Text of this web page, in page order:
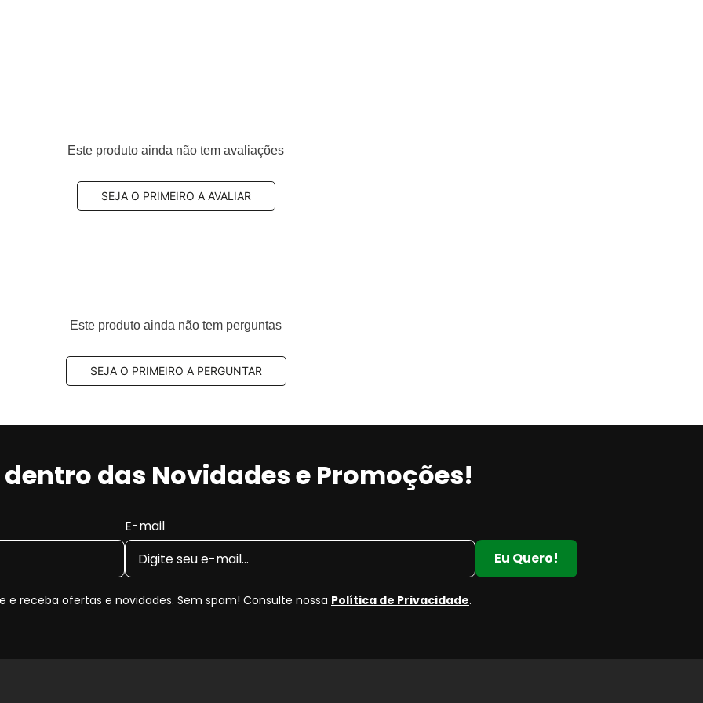
JLM21222, JLM21917, MJE2001AA, MJE2001AB
semi-metálico
. Sempre confira ocódigo original (OEM)
Dianteira?
Este produto ainda não tem avaliações
SEJA O PRIMEIRO A AVALIAR
Este produto ainda não tem perguntas
SEJA O PRIMEIRO A PERGUNTAR
das Novidades e Promoções!
E-mail
Eu Quero!
e receba ofertas e novidades. Sem spam! Consulte nossa Política de Privacidade.